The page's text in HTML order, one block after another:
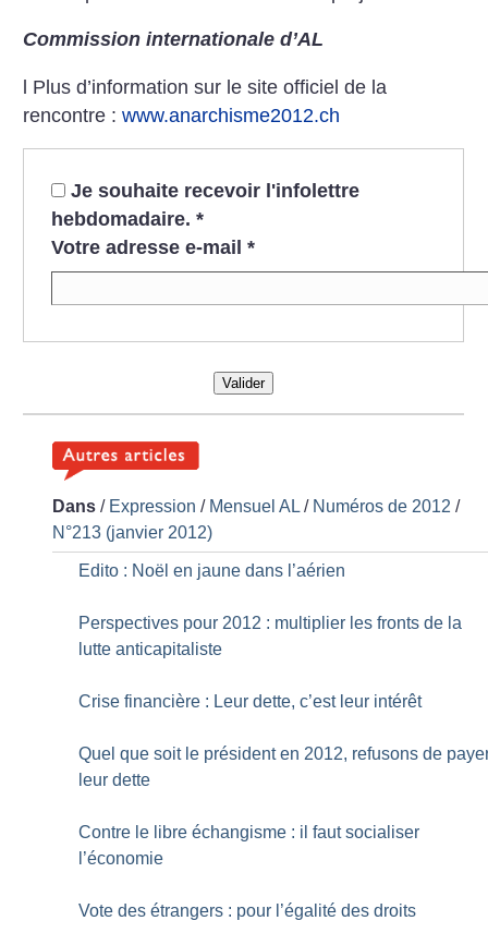
Commission internationale d’AL
l Plus d’information sur le site officiel de la
rencontre :www.anarchisme2012.ch
Je souhaite recevoir l'infolettre
hebdomadaire. *
Votre adresse e-mail *
Valider
Dans / Expression / Mensuel AL / Numéros de 2012 /
N°213 (janvier 2012)
Edito : Noël en jaune dans l’aérien
Perspectives pour 2012 : multiplier les fronts de la
lutte anticapitaliste
Crise financière : Leur dette, c’est leur intérêt
Quel que soit le président en 2012, refusons de
leur dette
Contre le libre échangisme : il faut socialiser
l’économie
Vote des étrangers : pour l’égalité des droits